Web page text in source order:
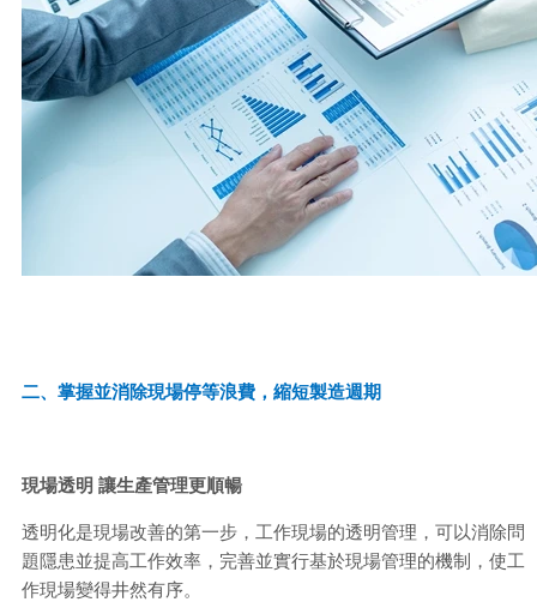
二、掌握並消除現場停等浪費，縮短製造週期
現場透明 讓生產管理更順暢
透明化是現場改善的第一步，工作現場的透明管理，可以消除問
題隱患並提高工作效率，完善並實行基於現場管理的機制，使工
作現場變得井然有序。